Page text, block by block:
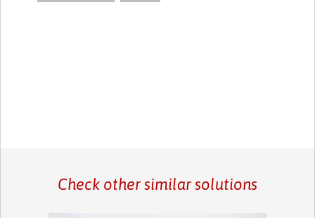
Check other similar solutions